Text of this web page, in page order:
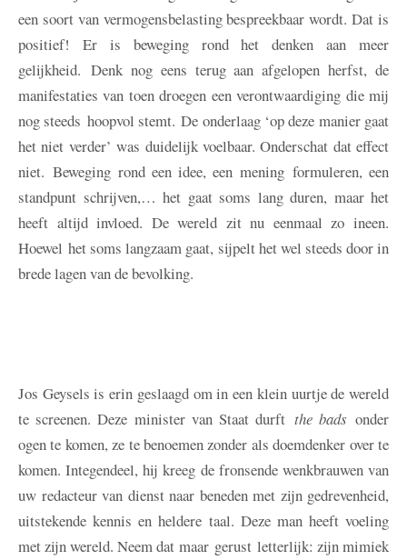
een soort van vermogensbelasting bespreekbaar wordt. Dat is
positief! Er is beweging rond het denken aan meer
gelijkheid. Denk nog eens terug aan afgelopen herfst, de
manifestaties van toen droegen een verontwaardiging die mij
nog steeds hoopvol stemt. De onderlaag ‘op deze manier gaat
het niet verder’ was duidelijk voelbaar. Onderschat dat effect
niet. Beweging rond een idee, een mening formuleren, een
standpunt schrijven,… het gaat soms lang duren, maar het
heeft altijd invloed. De wereld zit nu eenmaal zo ineen.
Hoewel het soms langzaam gaat, sijpelt het wel steeds door in
brede lagen van de bevolking.
Jos Geysels is erin geslaagd om in een klein uurtje de wereld
te screenen. Deze minister van Staat durft the badsonder
ogen te komen, ze te benoemen zonder als doemdenker over te
komen. Integendeel, hij kreeg de fronsende wenkbrauwen van
uw redacteur van dienst naar beneden met zijn gedrevenheid,
uitstekende kennis en heldere taal. Deze man heeft voeling
met zijn wereld. Neem dat maar gerust letterlijk: zijn mimiek